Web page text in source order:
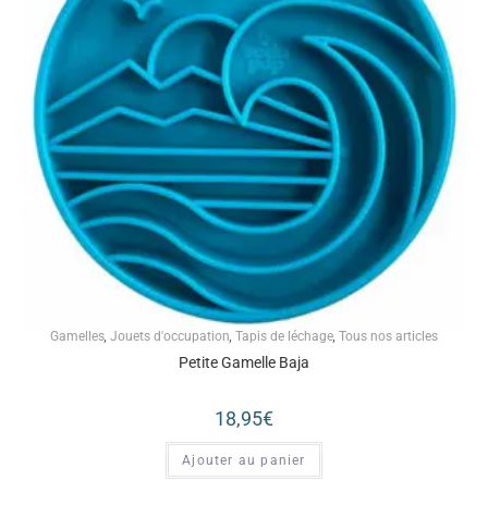
Gamelles, Jouets d'occupation, Tapis de léchage, Tous nos articles
Petite Gamelle Baja
18,95€
Ajouter au panier